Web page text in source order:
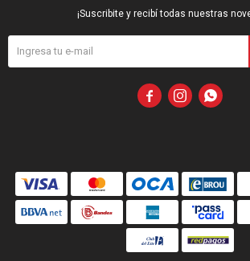
¡Suscribite y recibí todas nuestras
  